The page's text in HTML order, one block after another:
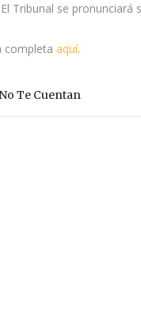
Tribunal se
completa aquí.
Te Cuentan